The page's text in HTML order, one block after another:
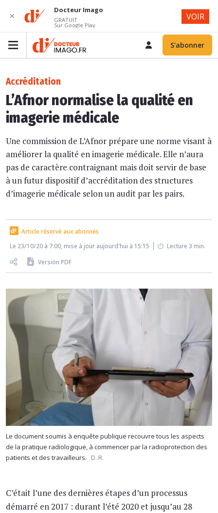
S'abonner
Accréditation
L’Afnor normalise la qualité en
imagerie médicale
Une commission de L’Afnor prépare une norme visant à
améliorer la qualité en imagerie médicale. Elle n’aura
pas de caractère contraignant mais doit servir de base
à un futur dispositif d’accréditation des structures
d’imagerie médicale selon un audit par les pairs.
Article réservé aux abonnés
Le 23/10/20 à 7:00, mise à jour aujourd'hui à 15:15
Lecture 3 min.
Version PDF
Le document soumis à enquête publique recouvre tous les aspects
de la pratique radiologique, à commencer par la radioprotection des
patients et des travailleurs.
D. R.
C’était l’une des dernières étapes d’un processus
démarré en 2017 : durant l’été 2020 et jusqu’au 28
✕
Docteur Imago
GRATUIT
Sur Google Play
VOIR